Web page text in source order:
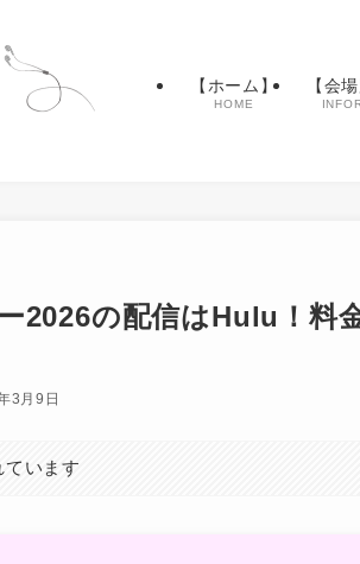
【ホーム】
HOME
【会
2026の配信はHulu！料
3月9日
います